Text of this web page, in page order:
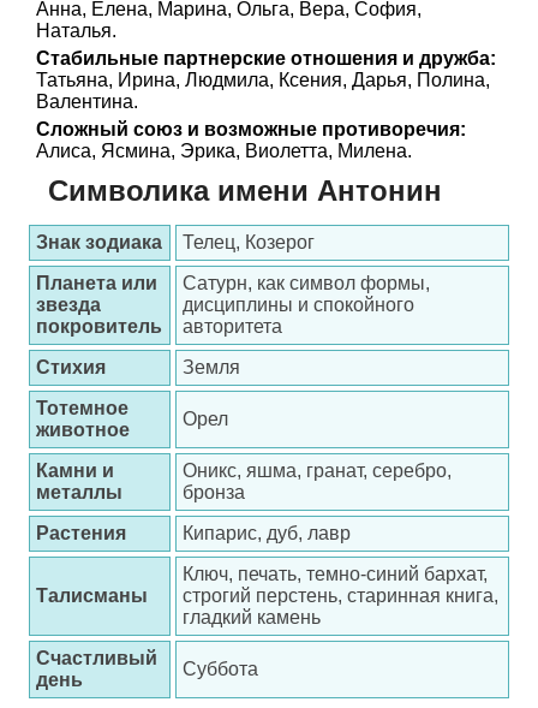
Анна, Елена, Марина, Ольга, Вера, София,
Наталья.
Стабильные партнерские отношения и дружба:
Татьяна, Ирина, Людмила, Ксения, Дарья, Полина,
Валентина.
Сложный союз и возможные противоречия:
Алиса, Ясмина, Эрика, Виолетта, Милена.
Символика имени Антонин
Знак зодиака
Телец, Козерог
Планета или
звезда
покровитель
Сатурн, как символ формы,
дисциплины и спокойного
авторитета
Стихия
Земля
Тотемное
животное
Орел
Камни и
металлы
Оникс, яшма, гранат, серебро,
бронза
Растения
Кипарис, дуб, лавр
Талисманы
Ключ, печать, темно-синий бархат,
строгий перстень, старинная книга,
гладкий камень
Счастливый
день
Суббота